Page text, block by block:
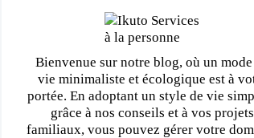
Bienvenue sur notre blog, où un mode
vie minimaliste et écologique est à
portée. En adoptant un style de vie
grâce à nos conseils et à vos projets
familiaux, vous pouvez gérer votre